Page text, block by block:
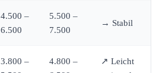
4.500 –
6.500
5.500 –
7.500
→ Stabil
3.800 –
4.800 –
↗ Leicht